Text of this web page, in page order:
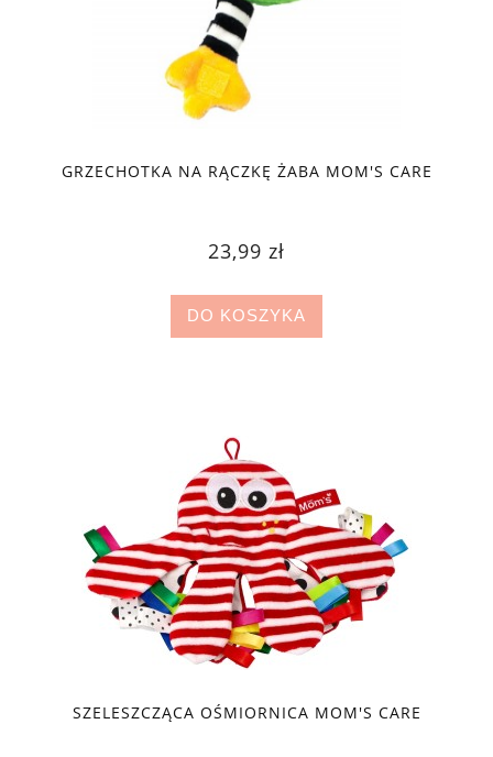
GRZECHOTKA NA RĄCZKĘ ŻABA MOM'S CARE
23,99 zł
DO KOSZYKA
SZELESZCZĄCA OŚMIORNICA MOM'S CARE